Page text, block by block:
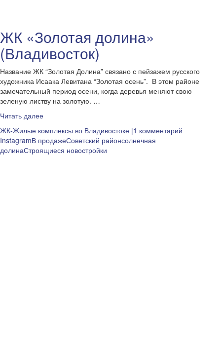
ЖК «Золотая долина»
(Владивосток)
Название ЖК “Золотая Долина” связано с пейзажем русского
художника Исаака Левитана “Золотая осень”. В этом районе
замечательный период осени, когда деревья меняют свою
зеленую листву на золотую. …
Читать далее
ЖК-Жилые комплексы во Владивостоке |1 комментарий
InstagramВ продажеСоветский районсолнечная
долинаСтроящиеся новостройки